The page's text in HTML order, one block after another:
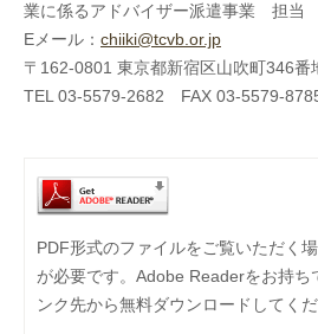
業に係るアドバイザー派遣事業 担当
Eメール： chiiki@tcvb.or.jp
〒162-0801 東京都新宿区山吹町346
TEL 03-5579-2682 FAX 03-5579-
PDF形式のファイルをご覧いただく
が必要です。Adobe Readerをお持ち
ンク先から無料ダウンロードしてくだ